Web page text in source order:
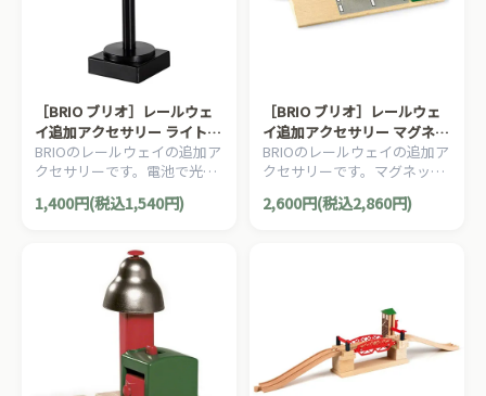
［BRIO ブリオ］レールウェ
イ追加アクセサリー ライトシ
グナル
BRIOのレールウェイの追加ア
クセサリーです。電池で光る
信号機。上部のボタンを押す
と信号が作動します。1ピー
1,400円(税込1,540円)
［BRIO ブリオ］レールウェ
イ追加アクセサリー マグネッ
ト式踏切
BRIOのレールウェイの追加ア
クセサリーです。マグネット
の力で遮断機が動く踏切で
す。1ピース。
2,600円(税込2,860円)